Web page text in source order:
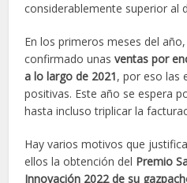
considerablemente superior al
En los primeros meses del
confirmado unasventas por
a lo largo de 2021, por eso las
positivas. Este año se espera
hasta incluso triplicar la
Hay varios motivos que
ellos la obtención del Premio
Innovación 2022 de su